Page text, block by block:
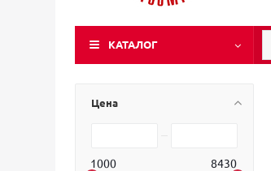
КАТАЛОГ
Цена
1000 8430